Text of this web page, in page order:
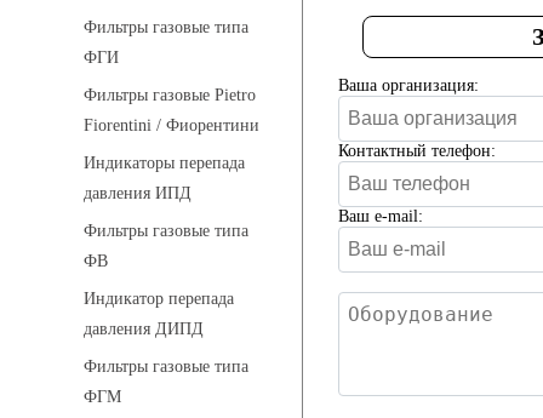
Фильтры газовые типа
ФГИ
Фильтры газовые Pietro
Fiorentini / Фиорентини
Индикаторы перепада
давления ИПД
Фильтры газовые типа
ФВ
Индикатор перепада
давления ДИПД
Фильтры газовые типа
ФГМ
Ваша организация:
Контактный телефон:
Ваш e-mail: